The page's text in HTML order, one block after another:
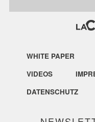
WHITE PAPER
VIDEOS
DATENSCHUTZ